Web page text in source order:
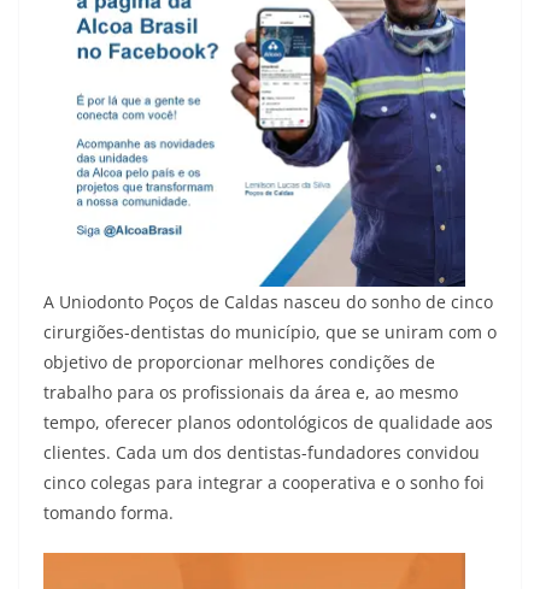
A Uniodonto Poços de Caldas nasceu do sonho de cinco
cirurgiões-dentistas do município, que se uniram com o
objetivo de proporcionar melhores condições de
trabalho para os profissionais da área e, ao mesmo
tempo, oferecer planos odontológicos de qualidade aos
clientes. Cada um dos dentistas-fundadores convidou
cinco colegas para integrar a cooperativa e o sonho foi
tomando forma.